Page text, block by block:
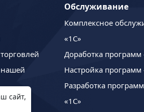
Обслуживание
Комплексное
«1С»
Доработка программ
Настройка программ
Разработка
«1С»
сайт,